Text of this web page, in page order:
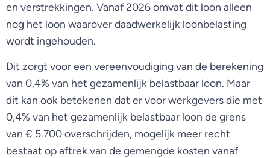
en verstrekkingen. Vanaf 2026 omvat dit loon alleen
nog het loon waarover daadwerkelijk loonbelasting
wordt ingehouden.
Dit zorgt voor een vereenvoudiging van de berekening
van 0,4% van het gezamenlijk belastbaar loon. Maar
dit kan ook betekenen dat er voor werkgevers die met
0,4% van het gezamenlijk belastbaar loon de grens
van € 5.700 overschrijden, mogelijk meer recht
bestaat op aftrek van de gemengde kosten vanaf